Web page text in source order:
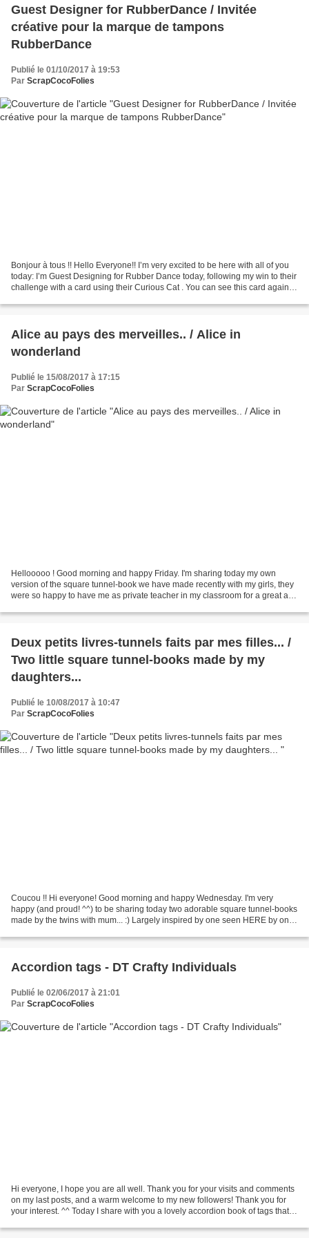
Guest Designer for RubberDance / Invitée
créative pour la marque de tampons
RubberDance
Publié le 01/10/2017 à 19:53
Par ScrapCocoFolies
Bonjour à tous !! Hello Everyone!! I’m very excited to be here with all of you
today: I’m Guest Designing for Rubber Dance today, following my win to their
challenge with a card using their Curious Cat . You can see this card again
Alice au pays des merveilles.. / Alice in
wonderland
Publié le 15/08/2017 à 17:15
Par ScrapCocoFolies
Hellooooo ! Good morning and happy Friday. I'm sharing today my own
version of the square tunnel-book we have made recently with my girls, they
were so happy to have me as private teacher in my classroom for a great and
Deux petits livres-tunnels faits par mes filles... /
Two little square tunnel-books made by my
daughters...
Publié le 10/08/2017 à 10:47
Par ScrapCocoFolies
Coucou !! Hi everyone! Good morning and happy Wednesday. I'm very
happy (and proud! ^^) to be sharing today two adorable square tunnel-books
made by the twins with mum... :) Largely inspired by one seen HERE by one
Accordion tags - DT Crafty Individuals
Publié le 02/06/2017 à 21:01
Par ScrapCocoFolies
Hi everyone, I hope you are all well. Thank you for your visits and comments
on my last posts, and a warm welcome to my new followers! Thank you for
your interest. ^^ Today I share with you a lovely accordion book of tags that I